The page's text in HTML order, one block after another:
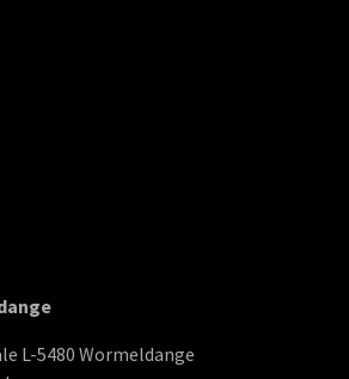
L-5480 Wormeldange